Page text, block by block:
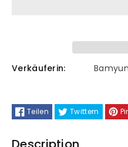
Bustier,
Tank-
Top,
Weiß
Tank-
Top,
Verkäuferin:
Teilen Twittern